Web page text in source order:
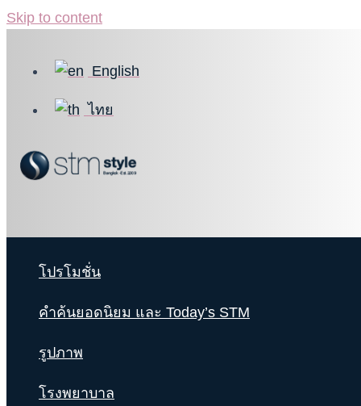
Skip to content
English
ไทย
โปรโมชั่น
คำค้นยอดนิยม และ Today’s STM
รูปภาพ
โรงพยาบาล